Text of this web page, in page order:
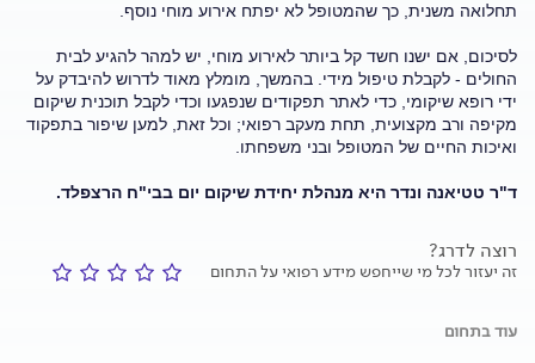
תחלואה משנית, כך שהמטופל לא יפתח אירוע מוחי נוסף.
לסיכום, אם ישנו חשד קל ביותר לאירוע מוחי, יש למהר להגיע לבית
החולים - לקבלת טיפול מידי. בהמשך, מומלץ מאוד לדרוש להיבדק על
ידי רופא שיקומי, כדי לאתר תפקודים שנפגעו וכדי לקבל תוכנית שיקום
מקיפה ורב מקצועית, תחת מעקב רפואי; וכל זאת, למען שיפור בתפקוד
ואיכות החיים של המטופל ובני משפחתו.
ד"ר טטיאנה ונדר היא מנהלת יחידת שיקום יום בבי"ח הרצפלד.
רוצה לדרג?
זה יעזור לכל מי שייחפש מידע רפואי על התחום
עוד בתחום